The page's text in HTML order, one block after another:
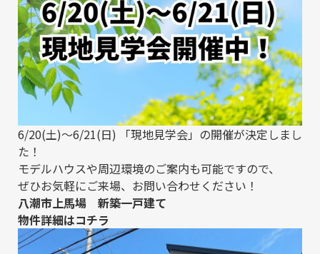
6/20(土)～6/21(日) 「現地見学会」の開催が決定しまし
た！
モデルハウスや周辺環境のご案内も可能ですので、
ぜひお気軽にご来場、お問い合わせください！
八潮市上馬場 新築一戸建て
物件詳細はコチラ